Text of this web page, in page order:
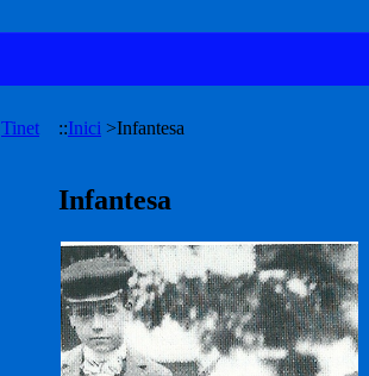
::Inici >Infantesa
Infantesa
Tinet